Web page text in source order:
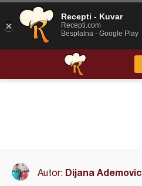
Autor: Dijana Ademovic
Recepti - Kuvar
Recepti.com
Besplatna - Google Play